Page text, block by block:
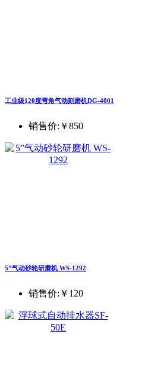
工业级120度弯角气动刻磨机DG-4001
销售价: ￥850
5”气动砂轮研磨机 WS-1292
销售价: ￥120